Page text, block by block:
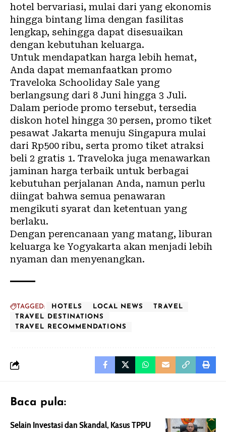
hotel bervariasi, mulai dari yang ekonomis
hingga bintang lima dengan fasilitas
lengkap, sehingga dapat disesuaikan
dengan kebutuhan keluarga.
Untuk mendapatkan harga lebih hemat,
Anda dapat memanfaatkan promo
Traveloka Schooliday Sale yang
berlangsung dari 8 Juni hingga 3 Juli.
Dalam periode promo tersebut, tersedia
diskon hotel hingga 30 persen, promo tiket
pesawat Jakarta menuju Singapura mulai
dari Rp500 ribu, serta promo tiket atraksi
beli 2 gratis 1. Traveloka juga menawarkan
jaminan harga terbaik untuk berbagai
kebutuhan perjalanan Anda, namun perlu
diingat bahwa semua penawaran
mengikuti syarat dan ketentuan yang
berlaku.
Dengan perencanaan yang matang, liburan
keluarga ke Yogyakarta akan menjadi lebih
nyaman dan menyenangkan.
TAGGED: HOTELS LOCAL NEWS
TRAVEL
TRAVEL DESTINATIONS
TRAVEL RECOMMENDATIONS
Baca pula:
Selain Investasi dan Skandal, Kasus TPPU